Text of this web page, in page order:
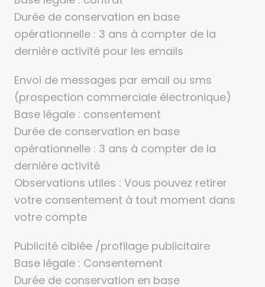
Durée de conservation en base
opérationnelle : 3 ans à compter de la
dernière activité pour les emails
Envoi de messages par email ou sms
(prospection commerciale électronique)
Base légale : consentement
Durée de conservation en base
opérationnelle : 3 ans à compter de la
dernière activité
Observations utiles : Vous pouvez retirer
votre consentement à tout moment dans
votre compte
Publicité ciblée /profilage publicitaire
Base légale : Consentement
Durée de conservation en base